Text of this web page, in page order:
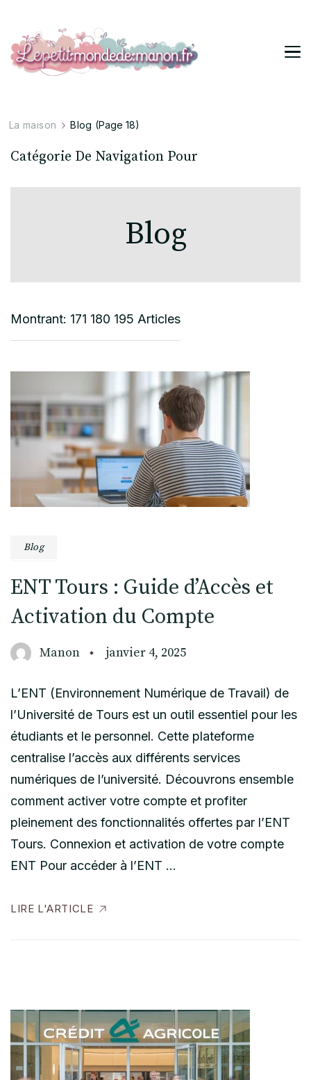
La maison Blog (Page 18)
Catégorie De Navigation Pour
Blog
Montrant: 171 180 195 Articles
Blog
ENT Tours : Guide d’Accès et
Activation du Compte
Manon janvier 4, 2025
L’ENT (Environnement Numérique de Travail) de
l’Université de Tours est un outil essentiel pour les
étudiants et le personnel. Cette plateforme
centralise l’accès aux différents services
numériques de l’université. Découvrons ensemble
comment activer votre compte et profiter
pleinement des fonctionnalités offertes par l’ENT
Tours. Connexion et activation de votre compte
ENT Pour accéder à l’ENT …
LIRE L'ARTICLE